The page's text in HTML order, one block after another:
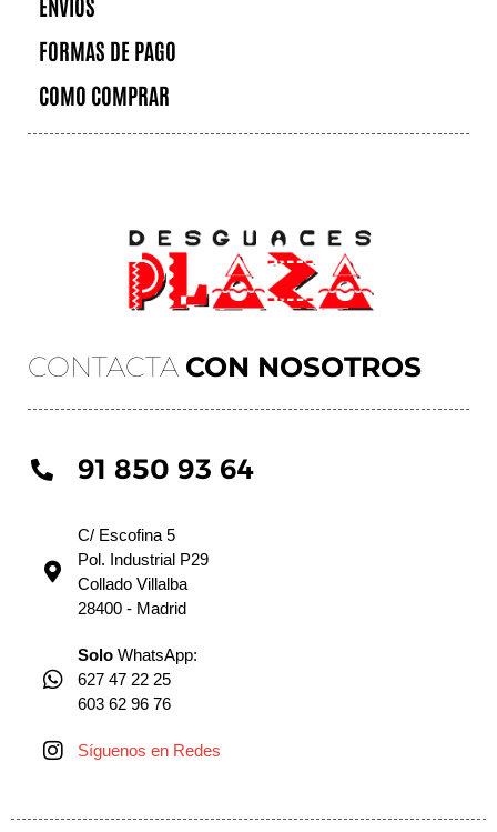
CONTACTA CON NOSOTROS
91 850 93 64
C/ Escofina 5
Pol. Industrial P29
Collado Villalba
28400 - Madrid
Solo WhatsApp:
627 47 22 25
603 62 96 76
Síguenos en Redes
FORMAS DE PAGO
COMO COMPRAR